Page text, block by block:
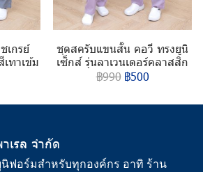
เกรย์
ทาเข้ม
ชุดสครับแขนสั้น คอวี ทรงยูนิ
เซ็กส์ รุ่นลาเวนเดอร์คลาสสิก
฿990 ฿500
เรล จำกัด
ฟอร์มสำหรับทุกองค์กร อาทิ ร้าน